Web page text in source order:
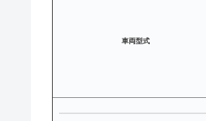
車両型式